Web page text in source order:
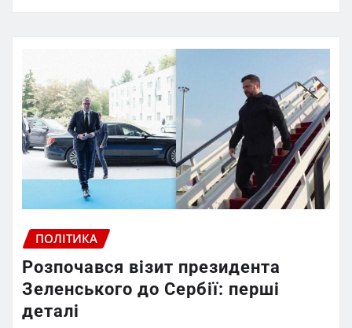
ПОЛІТИКА
Розпочався візит президента
Зеленського до Сербії: перші
деталі